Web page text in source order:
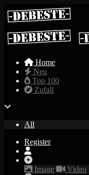
Home
Neu
Top 100
Zufall
All
Register
Image Video